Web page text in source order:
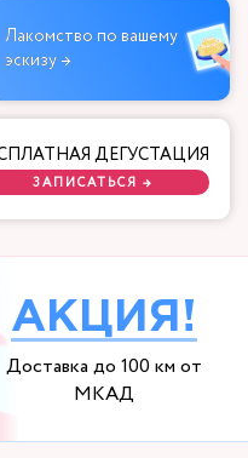
Лакомство по вашему
эскизу →
ДЕГУСТАЦИЯ
ЗАПИСАТЬСЯ →
АКЦИЯ!
Доставка до 100 км от
МКАД